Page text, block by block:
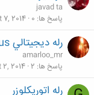
javad ta
پاسخ ها 0
7, 2014
رله ديجيتالي REF542plus
amarloo_mr
پاسخ ها 2
2014
رله اتوریکلوزر